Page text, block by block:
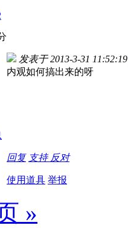
发表于 2013-3-31 11:52:19
内观如何搞出来的呀
回复 支持 反对
使用道具 举报
»